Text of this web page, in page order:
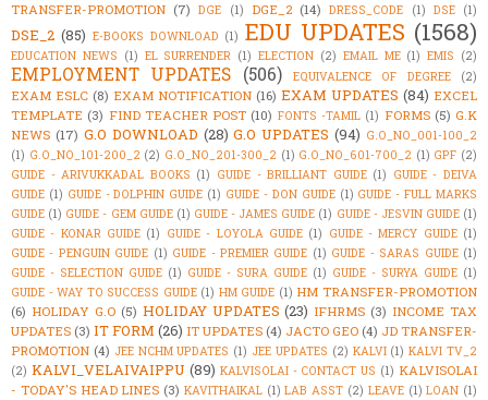
TRANSFER-PROMOTION (7) DGE (1) DGE_2 (14) DRESS_CODE (1) DSE (1)
DSE_2 (85) E-BOOKS DOWNLOAD (1) EDU UPDATES (1568)
EDUCATION NEWS (1) EL SURRENDER (1) ELECTION (2) EMAIL ME (1) EMIS (2)
EMPLOYMENT UPDATES (506) EQUIVALENCE OF DEGREE (2)
EXAM ESLC (8) EXAM NOTIFICATION (16) EXAM UPDATES (84) EXCEL
TEMPLATE (3) FIND TEACHER POST (10) FONTS -TAMIL (1) FORMS (5) G.K
NEWS (17) G.O DOWNLOAD (28) G.O UPDATES (94) G.O_NO_001-100_2
(1) G.O_NO_101-200_2 (2) G.O_NO_201-300_2 (1) G.O_NO_601-700_2 (1) GPF (2)
GUIDE - ARIVUKKADAL BOOKS (1) GUIDE - BRILLIANT GUIDE (1) GUIDE - DEIVA
GUIDE (1) GUIDE - DOLPHIN GUIDE (1) GUIDE - DON GUIDE (1) GUIDE - FULL MARKS
GUIDE (1) GUIDE - GEM GUIDE (1) GUIDE - JAMES GUIDE (1) GUIDE - JESVIN GUIDE (1)
GUIDE - KONAR GUIDE (1) GUIDE - LOYOLA GUIDE (1) GUIDE - MERCY GUIDE (1)
GUIDE - PENGUIN GUIDE (1) GUIDE - PREMIER GUIDE (1) GUIDE - SARAS GUIDE (1)
GUIDE - SELECTION GUIDE (1) GUIDE - SURA GUIDE (1) GUIDE - SURYA GUIDE (1)
GUIDE - WAY TO SUCCESS GUIDE (1) HM GUIDE (1) HM TRANSFER-PROMOTION
(6) HOLIDAY G.O (5) HOLIDAY UPDATES (23) IFHRMS (3) INCOME TAX
UPDATES (3) IT FORM (26) IT UPDATES (4) JACTO GEO (4) JD TRANSFER-
PROMOTION (4) JEE NCHM UPDATES (1) JEE UPDATES (2) KALVI (1) KALVI TV_2
(2) KALVI_VELAIVAIPPU (89) KALVISOLAI - CONTACT US (1) KALVISOLAI
- TODAY'S HEAD LINES (3) KAVITHAIKAL (1) LAB ASST (2) LEAVE (1) LOAN (1)